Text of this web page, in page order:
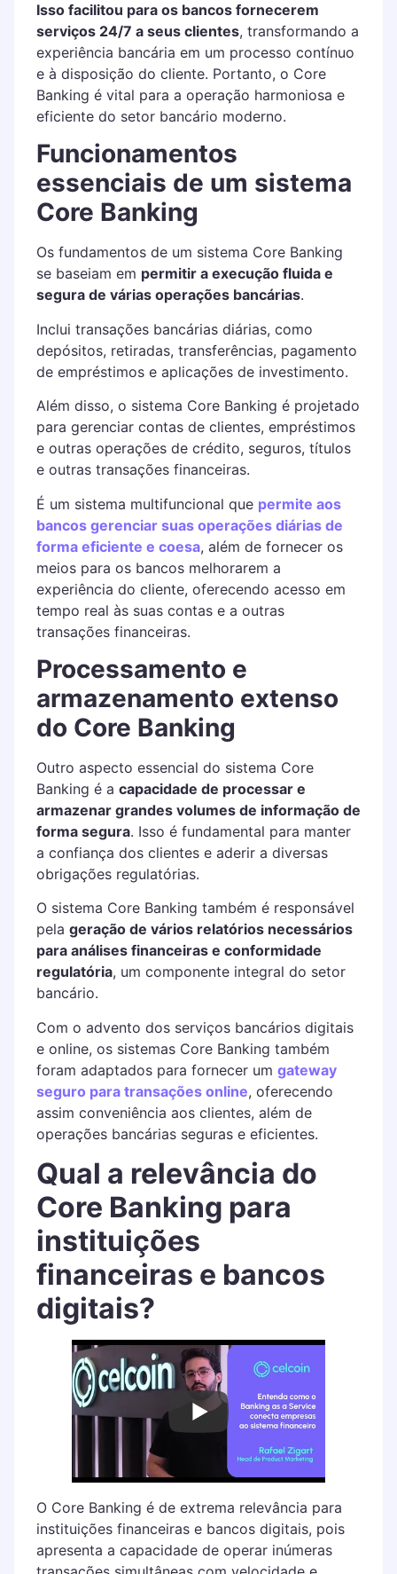
Isso facilitou para os bancos fornecerem
serviços 24/7 a seus clientes, transformando a
experiência bancária em um processo contínuo
e à disposição do cliente. Portanto, o Core
Banking é vital para a operação harmoniosa e
eficiente do setor bancário moderno.
Funcionamentos
essenciais de um sistema
Core Banking
Os fundamentos de um sistema Core Banking
se baseiam em permitir a execução fluida e
segura de várias operações bancárias.
Inclui transações bancárias diárias, como
depósitos, retiradas, transferências, pagamento
de empréstimos e aplicações de investimento.
Além disso, o sistema Core Banking é projetado
para gerenciar contas de clientes, empréstimos
e outras operações de crédito, seguros, títulos
e outras transações financeiras.
É um sistema multifuncional que permite aos
bancos gerenciar suas operações diárias de
forma eficiente e coesa, além de fornecer os
meios para os bancos melhorarem a
experiência do cliente, oferecendo acesso em
tempo real às suas contas e a outras
transações financeiras.
Processamento e
armazenamento extenso
do Core Banking
Outro aspecto essencial do sistema Core
Banking é a capacidade de processar e
armazenar grandes volumes de informação de
forma segura. Isso é fundamental para manter
a confiança dos clientes e aderir a diversas
obrigações regulatórias.
O sistema Core Banking também é responsável
pela geração de vários relatórios necessários
para análises financeiras e conformidade
regulatória, um componente integral do setor
bancário.
Com o advento dos serviços bancários digitais
e online, os sistemas Core Banking também
foram adaptados para fornecer um gateway
seguro para transações online, oferecendo
assim conveniência aos clientes, além de
operações bancárias seguras e eficientes.
Qual a relevância do
Core Banking para
instituições
financeiras e bancos
digitais?
O Core Banking é de extrema relevância para
instituições financeiras e bancos digitais, pois
apresenta a capacidade de operar inúmeras